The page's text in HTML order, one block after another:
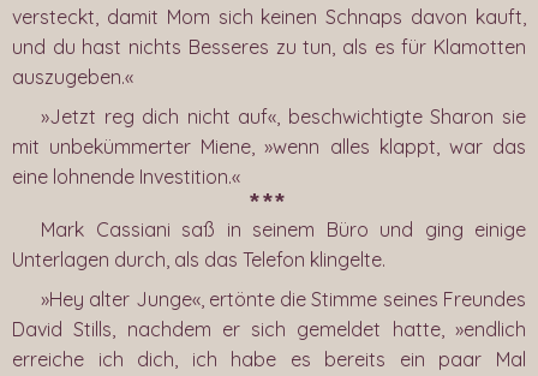
versteckt, damit Mom sich keinen Schnaps davon kauft,
und du hast nichts Besseres zu tun, als es für Klamotten
auszugeben.«
»Jetzt reg dich nicht auf«, beschwichtigte Sharon sie
mit unbekümmerter Miene, »wenn alles klappt, war das
eine lohnende Investition.«
***
Mark Cassiani saß in seinem Büro und ging einige
Unterlagen durch, als das Telefon klingelte.
»Hey alter Junge«, ertönte die Stimme seines Freundes
David Stills, nachdem er sich gemeldet hatte, »endlich
erreiche ich dich, ich habe es bereits ein paar Mal